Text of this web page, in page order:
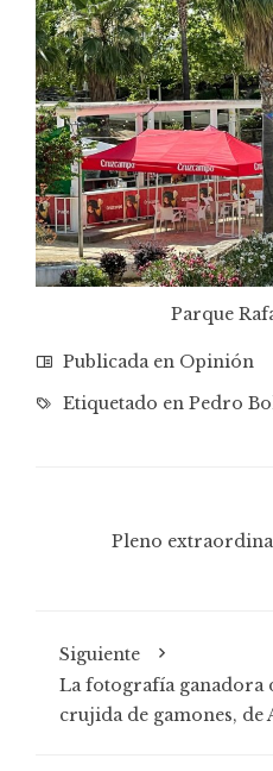
Parque
Publicada en Opinión
Etiquetado en Pedro
Pleno
Siguiente
La fotografía ganadora
crujida de gamones,